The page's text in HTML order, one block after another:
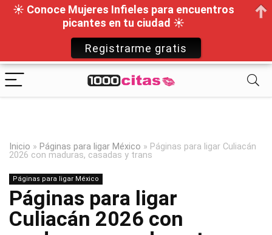
Inicio » Páginas para ligar México » Páginas para ligar Culiacán
2026 con maduras, casadas y trans
Páginas para ligar México
Páginas para ligar
Culiacán 2026 con
☀ Conoce Mujeres Infieles para encuentros
picantes en tu ciudad ☀
Registrarme gratis